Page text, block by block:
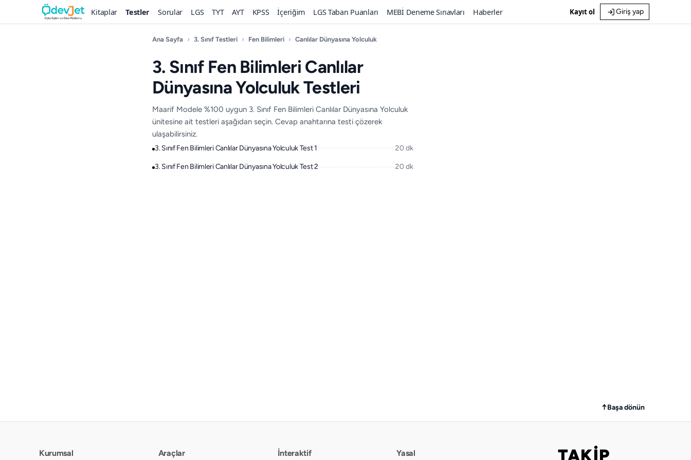
Kitaplar Testler Sorular LGS TYT AYT KPSS İçeriğim LGS Taban Puanları MEBİ Deneme Sınavları Haberler Kayıt ol Giriş yap
Ana Sayfa › 3. Sınıf Testleri › Fen Bilimleri › Canlılar Dünyasına Yolculuk
3. Sınıf Fen Bilimleri Canlılar
Dünyasına Yolculuk Testleri
Maarif Modele %100 uygun 3. Sınıf Fen Bilimleri Canlılar Dünyasına Yolculuk
ünitesine ait testleri aşağıdan seçin. Cevap anahtarına testi çözerek
ulaşabilirsiniz.
3. Sınıf Fen Bilimleri Canlılar Dünyasına Yolculuk Test 1 20 dk
3. Sınıf Fen Bilimleri Canlılar Dünyasına Yolculuk Test 2 20 dk
↑Başa dönün
Kurumsal Araçlar İnteraktif Yasal Bizi takip edin
TAKİP